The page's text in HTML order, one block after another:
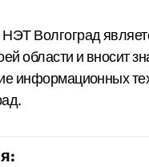
Волгоград
области и вносит
информационных